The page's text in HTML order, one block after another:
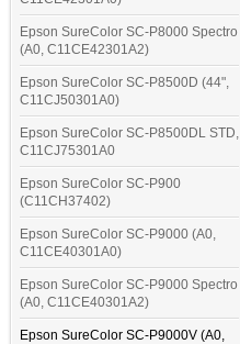
Epson SureColor SC-P8000 Spectro
(A0, C11CE42301A2)
Epson SureColor SC-P8500D (44",
C11CJ50301A0)
Epson SureColor SC-P8500DL STD,
C11CJ75301A0
Epson SureColor SC-P900
(C11CH37402)
Epson SureColor SC-P9000 (A0,
C11CE40301A0)
Epson SureColor SC-P9000 Spectro
(A0, C11CE40301A2)
Epson SureColor SC-P9000V (A0,